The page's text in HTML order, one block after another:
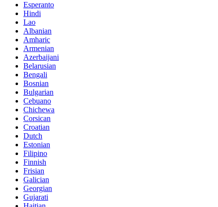
Esperanto
Hindi
Lao
Albanian
Amharic
Armenian
Azerbaijani
Belarusian
Bengali
Bosnian
Bulgarian
Cebuano
Chichewa
Corsican
Croatian
Dutch
Estonian
Filipino
Finnish
Frisian
Galician
Georgian
Gujarati